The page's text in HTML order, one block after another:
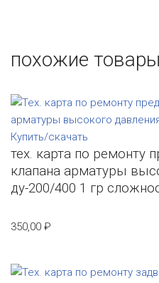
похожие товары
тех. карта по ремонту
клапана арматуры
ду-200/400 1 гр
350,00 ₽